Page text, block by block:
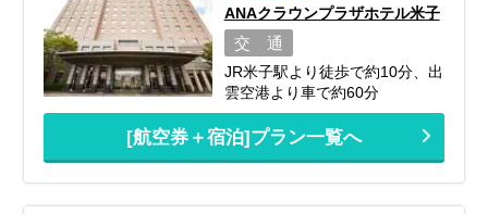
ANAクラウンプラザホテル米子
交 通
JR米子駅より徒歩で約10分、出
雲空港より車で約60分
[航空券＋宿泊]プラン一覧へ